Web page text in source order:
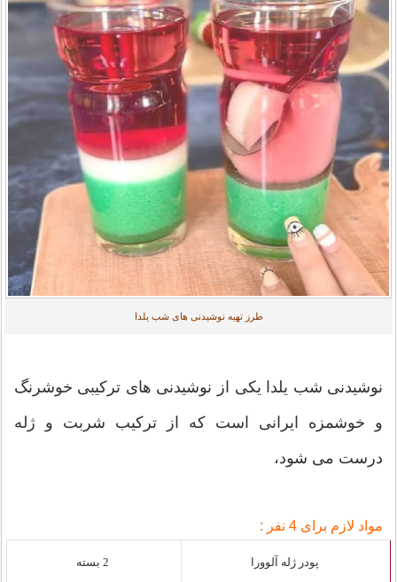
طرز تهیه نوشیدنی های شب یلدا
نوشیدنی شب یلدا یکی از نوشیدنی های ترکیبی خوشرنگ
و خوشمزه ایرانی است که از ترکیب شربت و ژله
درست می شود،
مواد لازم برای 4 نفر :
پودر ژله آلوورا